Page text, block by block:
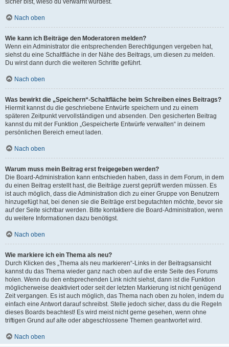
sicher bist, wieso du verwarnt wurdest.
Nach oben
Wie kann ich Beiträge den Moderatoren melden?
Wenn ein Administrator die entsprechenden Berechtigungen vergeben hat,
siehst du eine Schaltfläche in der Nähe des Beitrags, um diesen zu melden.
Du wirst dann durch die weiteren Schritte geführt.
Nach oben
Was bewirkt die „Speichern“-Schaltfläche beim Schreiben eines Beitrags?
Hiermit kannst du die geschriebene Entwürfe speichern und zu einem
späteren Zeitpunkt vervollständigen und absenden. Den gesicherten Beitrag
kannst du mit der Funktion „Gespeicherte Entwürfe verwalten“ in deinem
persönlichen Bereich erneut laden.
Nach oben
Warum muss mein Beitrag erst freigegeben werden?
Die Board-Administration kann entschieden haben, dass in dem Forum, in dem
du einen Beitrag erstellt hast, die Beiträge zuerst geprüft werden müssen. Es
ist auch möglich, dass die Administration dich zu einer Gruppe von Benutzern
hinzugefügt hat, bei denen sie die Beiträge erst begutachten möchte, bevor sie
auf der Seite sichtbar werden. Bitte kontaktiere die Board-Administration, wenn
du weitere Informationen dazu benötigst.
Nach oben
Wie markiere ich ein Thema als neu?
Durch Klicken des „Thema als neu markieren“-Links in der Beitragsansicht
kannst du das Thema wieder ganz nach oben auf die erste Seite des Forums
holen. Wenn du den entsprechenden Link nicht siehst, dann ist die Funktion
möglicherweise deaktiviert oder seit der letzten Markierung ist nicht genügend
Zeit vergangen. Es ist auch möglich, das Thema nach oben zu holen, indem du
einfach eine Antwort darauf schreibst. Stelle jedoch sicher, dass du die Regeln
dieses Boards beachtest! Es wird meist nicht gerne gesehen, wenn ohne
triftigen Grund auf alte oder abgeschlossene Themen geantwortet wird.
Nach oben